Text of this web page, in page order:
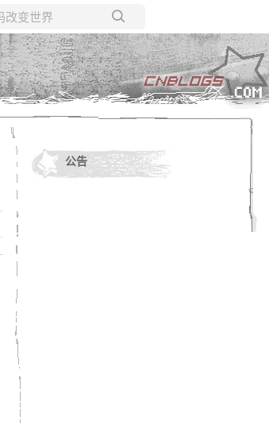
所有博客
当前博客
公告